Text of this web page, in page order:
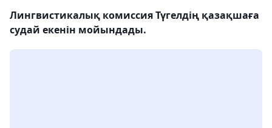
Лингвистикалық комиссия Түгелдің қазақшаға
судай екенін мойындады.